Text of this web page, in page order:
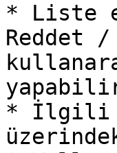
* Liste
Reddet
* İlgili